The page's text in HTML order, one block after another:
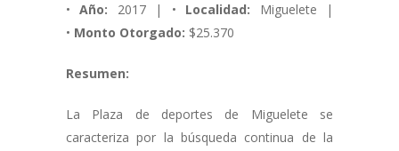
•Año: 2017 | • Localidad: Miguelete |
• Monto Otorgado: $25.370
Resumen:
La Plaza de deportes de Miguelete se
caracteriza por la búsqueda continua de la